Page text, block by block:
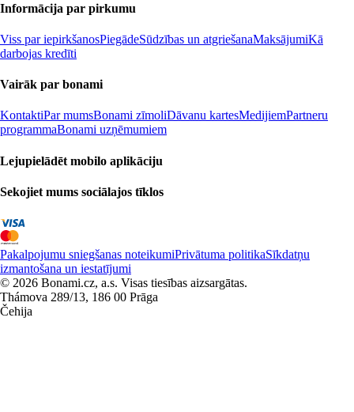
Informācija par pirkumu
Viss par iepirkšanosPiegādeSūdzības un atgriešanaMaksājumiKā
darbojas kredīti
Vairāk par bonami
KontaktiPar mumsBonami zīmoliDāvanu kartesMedijiemPartneru
programmaBonami uzņēmumiem
Lejupielādēt mobilo aplikāciju
Sekojiet mums sociālajos tīklos
Pakalpojumu sniegšanas noteikumiPrivātuma politikaSīkdatņu
izmantošana un iestatījumi
© 2026 Bonami.cz, a.s. Visas tiesības aizsargātas.
Thámova 289/13, 186 00 Prāga
Čehija